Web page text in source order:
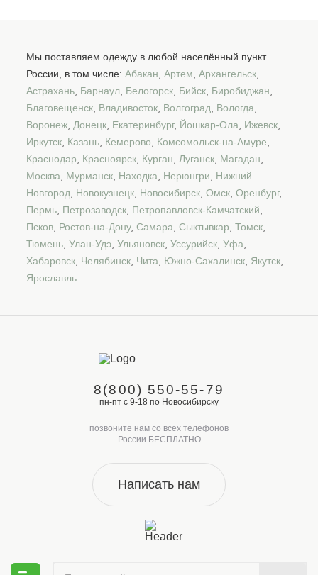
Мы поставляем одежду в любой населённый пункт
России, в том числе: Абакан Артем Архангельск
Астрахань Барнаул Белогорск Бийск Биробиджан
Благовещенск Владивосток Волгоград Вологда
Воронеж Донецк Екатеринбург, Йошкар-Ола Ижевск
Иркутск Казань Кемерово Комсомольск-на-Амуре
Краснодар
Красноярск Курган Луганск Магадан
Москва
Мурманск Находка Нерюнгри
Нижний
Новгород
Новокузнецк Новосибирск Омск Оренбург,
Пермь Петрозаводск Петропавловск-Камчатский
Псков Ростов-на-Дону, Самара Сыктывкар Томск
Тюмень Улан-Удэ Ульяновск Уссурийск Уфа
Хабаровск Челябинск Чита Южно-Сахалинск Якутск
Ярославль
8(800) 550-55-79
пн-пт с 9-18 по Новосибирску
позвоните нам со всех телефонов
России БЕСПЛАТНО
Написать нам